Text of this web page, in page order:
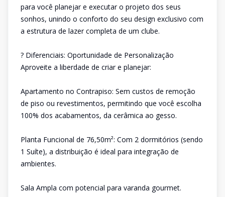
para você planejar e executar o projeto dos seus
sonhos, unindo o conforto do seu design exclusivo com
a estrutura de lazer completa de um clube.
? Diferenciais: Oportunidade de Personalização
Aproveite a liberdade de criar e planejar:
Apartamento no Contrapiso: Sem custos de remoção
de piso ou revestimentos, permitindo que você escolha
100% dos acabamentos, da cerâmica ao gesso.
Planta Funcional de 76,50m²: Com 2 dormitórios (sendo
1 Suíte), a distribuição é ideal para integração de
ambientes.
Sala Ampla com potencial para varanda gourmet.